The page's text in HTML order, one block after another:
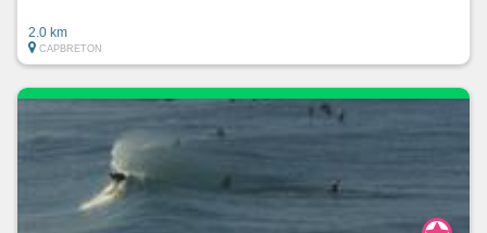
2.0 km
CAPBRETON